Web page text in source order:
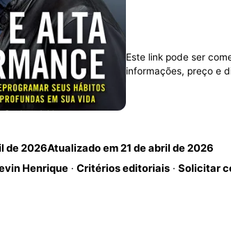
Este link pode ser
informações, preço e
de 2026Atualizado em21 de abril de 2026
Henrique· Critérios editoriais· Solicitar